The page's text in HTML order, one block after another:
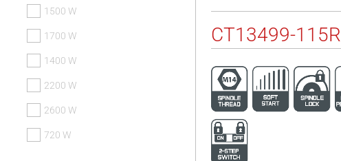
1500 W
1700 W
1400 W
2200 W
2600 W
720 W
CT13499-115R